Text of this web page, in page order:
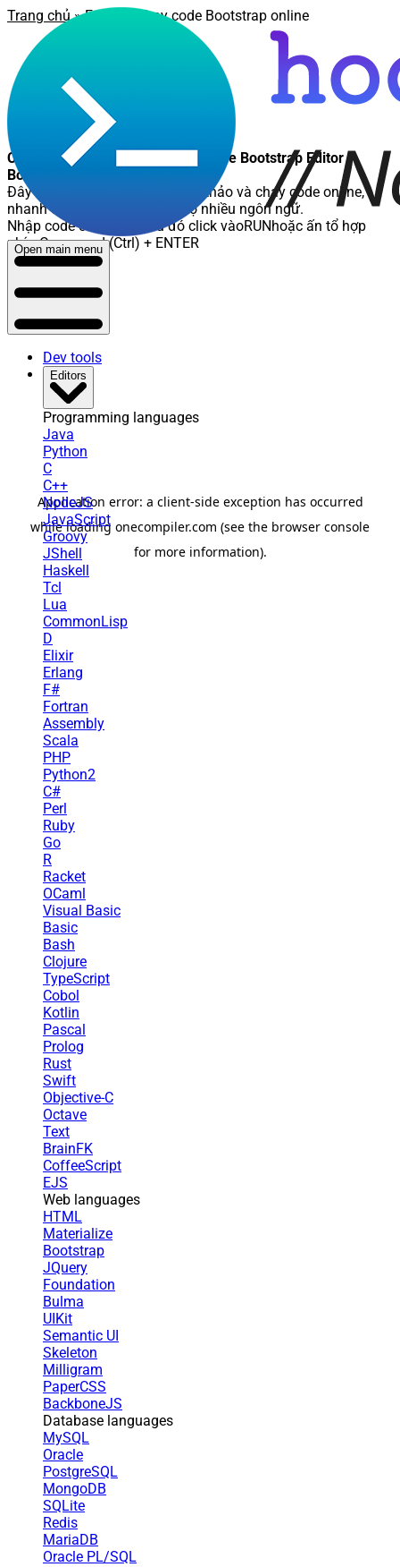
Open main menu
Dev tools
Editors
Programming languages
Java
Python
C
C++
NodeJS
JavaScript
Groovy
JShell
Haskell
Tcl
Lua
CommonLisp
D
Elixir
Erlang
F#
Fortran
Assembly
Scala
PHP
Python2
C#
Perl
Ruby
Go
R
Racket
OCaml
Visual Basic
Basic
Bash
Clojure
TypeScript
Cobol
Kotlin
Pascal
Prolog
Rust
Swift
Objective-C
Octave
Text
BrainFK
CoffeeScript
EJS
Web languages
HTML
Materialize
Bootstrap
JQuery
Foundation
Bulma
UIKit
Semantic UI
Skeleton
Milligram
PaperCSS
BackboneJS
Database languages
MySQL
Oracle
PostgreSQL
MongoDB
SQLite
Redis
MariaDB
Oracle PL/SQL
Trang chủ»Editor » Chạy code Bootstrap online
Chạy code Bootstrap online - Online Bootstrap Editor -
Bootstrap Compiler
Đây là nơi các bạn có thể soạn thảo và chạy code online,
nhanh chóng và tiện lợi, hỗ trợ nhiều ngôn ngữ.
Nhập code cần chạy, sau đó click vàoRUNhoặc ấn tổ hợp
phímCommand (Ctrl) + ENTER